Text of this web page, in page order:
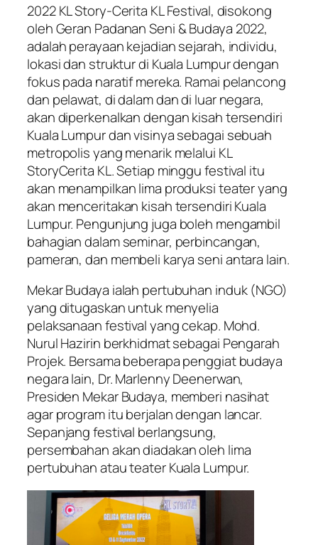
2022 KL Story-Cerita KL Festival, disokong
oleh Geran Padanan Seni & Budaya 2022,
adalah perayaan kejadian sejarah, individu,
lokasi dan struktur di Kuala Lumpur dengan
fokus pada naratif mereka. Ramai pelancong
dan pelawat, di dalam dan di luar negara,
akan diperkenalkan dengan kisah tersendiri
Kuala Lumpur dan visinya sebagai sebuah
metropolis yang menarik melalui KL
StoryCerita KL. Setiap minggu festival itu
akan menampilkan lima produksi teater yang
akan menceritakan kisah tersendiri Kuala
Lumpur. Pengunjung juga boleh mengambil
bahagian dalam seminar, perbincangan,
pameran, dan membeli karya seni antara lain.
Mekar Budaya ialah pertubuhan induk (NGO)
yang ditugaskan untuk menyelia
pelaksanaan festival yang cekap. Mohd.
Nurul Hazirin berkhidmat sebagai Pengarah
Projek. Bersama beberapa penggiat budaya
negara lain, Dr. Marlenny Deenerwan,
Presiden Mekar Budaya, memberi nasihat
agar program itu berjalan dengan lancar.
Sepanjang festival berlangsung,
persembahan akan diadakan oleh lima
pertubuhan atau teater Kuala Lumpur.